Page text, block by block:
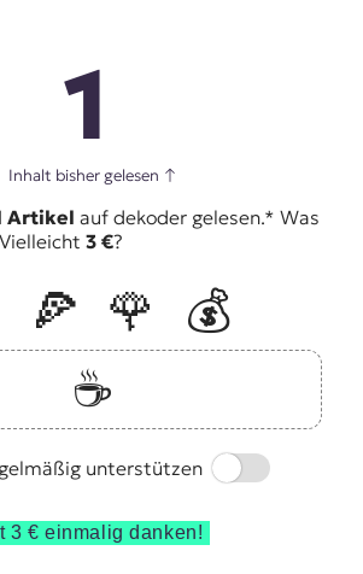
1
Inhalt bisher gelesen ↑
Artikel auf dekoder gelesen.* Was
3 €?
🍕 🌹
💰
☕️
unterstützen
Switch
3 € einmalig danken!